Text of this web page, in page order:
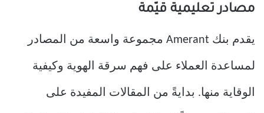
مصادر تعليمية قيّمة
يقدم بنك Amerant مجموعة واسعة من المصادر
لمساعدة العملاء على فهم سرقة الهوية وكيفية
الوقاية منها. بدايةً من المقالات المفيدة على